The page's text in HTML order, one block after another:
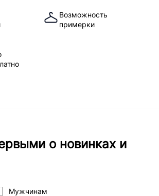
Возможность
примерки
о новинках и
Мужчинам